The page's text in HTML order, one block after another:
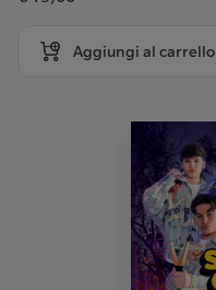
Aggiungi al carrello